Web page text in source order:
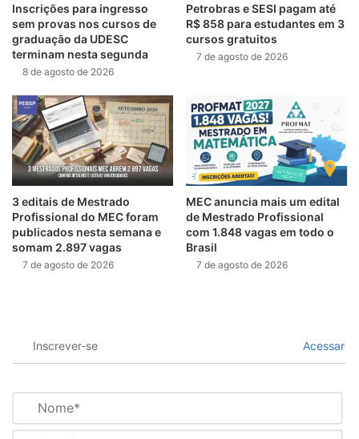
Inscrições para ingresso
sem provas nos cursos de
graduação da UDESC
terminam nesta segunda
8 de agosto de 2026
Petrobras e SESI pagam até
R$ 858 para estudantes em 3
cursos gratuitos
7 de agosto de 2026
3 editais de Mestrado
Profissional do MEC foram
publicados nesta semana e
somam 2.897 vagas
7 de agosto de 2026
MEC anuncia mais um edital
de Mestrado Profissional
com 1.848 vagas em todo o
Brasil
7 de agosto de 2026
Inscrever-se Acessar
m